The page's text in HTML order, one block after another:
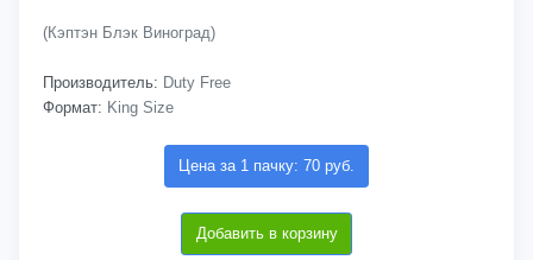
(Кэптэн Блэк Виноград)
Производитель: Duty Free
Формат: King Size
Цена за 1 пачку: 70 руб.
Добавить в корзину